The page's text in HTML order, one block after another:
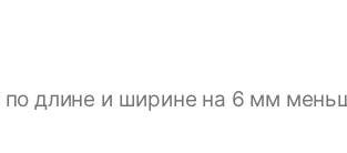
длине и ширине на 6 мм